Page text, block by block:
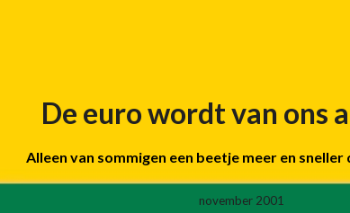
De euro wordt van ons
Alleen van sommigen een beetje meer en sneller
november 2001